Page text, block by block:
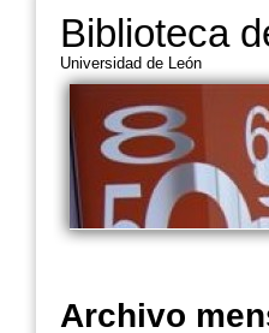
Biblioteca
Universidad de León
Archivo